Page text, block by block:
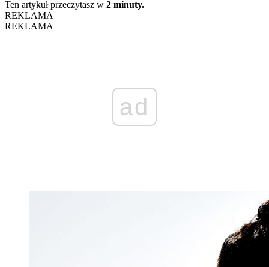
Ten artykuł przeczytasz w 2 minuty.
REKLAMA
REKLAMA
ad